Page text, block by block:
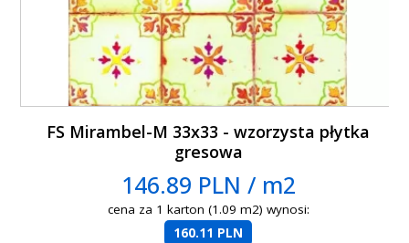
FS Mirambel-M 33x33 - wzorzysta płytka
gresowa
146.89 PLN / m2
cena za 1 karton (1.09 m2) wynosi:
160.11 PLN